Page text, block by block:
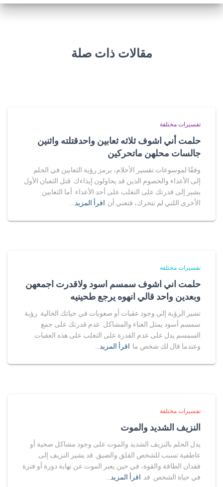
مقالات ذات صلة
تفسيرات مختلفة
حلمت أني اشوف ثلاثه ثعابين واحدقتلته واثنين
جالسات محلهن ماتحركين
وفقًا لموسوعات تفسير الأحلام، يرمز رؤية الثعابين في الحلم
إلى الأعداء والخصوم الذين قد يحاولون إيذاءك. قتل الثعبان الأول
يشير إلى قدرتك على التغلب على أحد الأعداء. أما الثعابين
الأخرى اللتي لم تتحرك، فتعني أن اقرأ المزيد…
تفسيرات مختلفة
حلمت اني اشوف سمسم اسود ولاقدرت اجمعهن
وبعدين واحد قالي انهوه يرجع طحينيه
تشير الرؤية إلى وجود عقبات أو صعوبات في حياتك الحالية. رؤية
سمسم أسود يمثل العناء والمشاكل. عدم قدرتك على جمع
السمسم يدل على عدم القدرة على التغلب على هذه العقبات.
وعندما قال لك شخص ما اقرأ المزيد…
تفسيرات مختلفة
النزيف الشديد والموت
يدل الحلم بالنزيف الشديد والموت على وجود مشاكل صحية أو
عاطفية تسبب للشخص القلق والضيق. قد يشير النزيف إلى
فقدان الطاقة والقوة، في حين يعبر الموت عن نهاية دورة أو فترة
في حياة الشخص. قد اقرأ المزيد…